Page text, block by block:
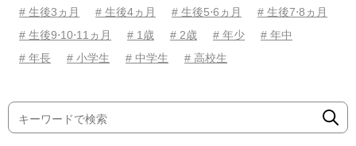
# 生後3ヵ月
# 生後4ヵ月 # 生後5⋅6ヵ月
# 生後7⋅8ヵ月
# 生後9⋅10⋅11ヵ月
# 1歳 # 2歳 # 年少
# 年中
# 年長
# 小学生 # 中学生 # 高校生